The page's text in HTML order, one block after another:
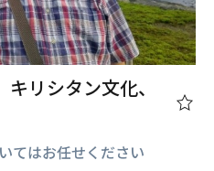
リシタン文化、
てはお任せください